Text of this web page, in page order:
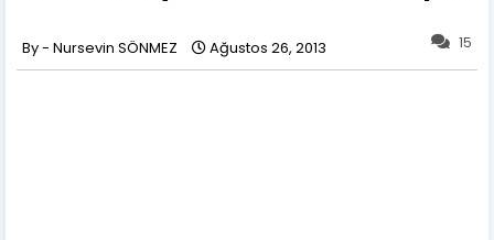
15
Nursevin SÖNMEZ Ağustos 26, 2013